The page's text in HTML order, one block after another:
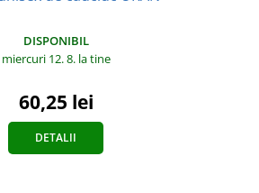
DISPONIBIL
miercuri 12. 8. la tine
60,25 lei
DETALII